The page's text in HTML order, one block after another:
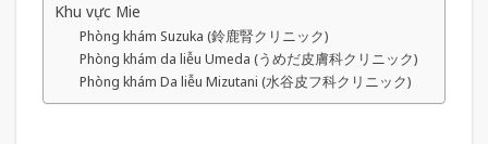
Khu vực Mie
Phòng khám Suzuka (鈴鹿腎クリニック)
Phòng khám da liễu Umeda (うめだ皮膚科クリニック)
Phòng khám Da liễu Mizutani (水谷皮フ科クリニック)